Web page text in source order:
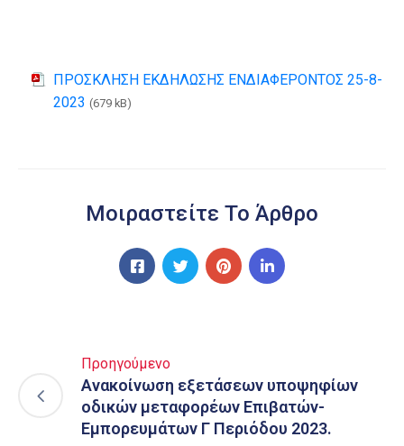
ΠΡΟΣΚΛΗΣΗ ΕΚΔΗΛΩΣΗΣ ΕΝΔΙΑΦΕΡΟΝΤΟΣ 25-8-
2023 (679 kB)
Μοιραστείτε Το Άρθρο
Προηγούμενο
Ανακοίνωση εξετάσεων υποψηφίων
οδικών μεταφορέων Επιβατών-
Εμπορευμάτων Γ Περιόδου 2023.